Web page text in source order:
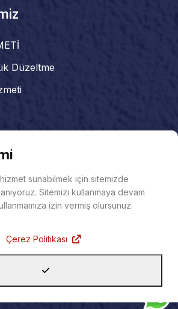
Düzeltme
Hizmeti
Servisi
sunabilmek için sitemizde
Sitemizi kullanmaya devam
izin vermiş olursunuz.
Çerez Politikası